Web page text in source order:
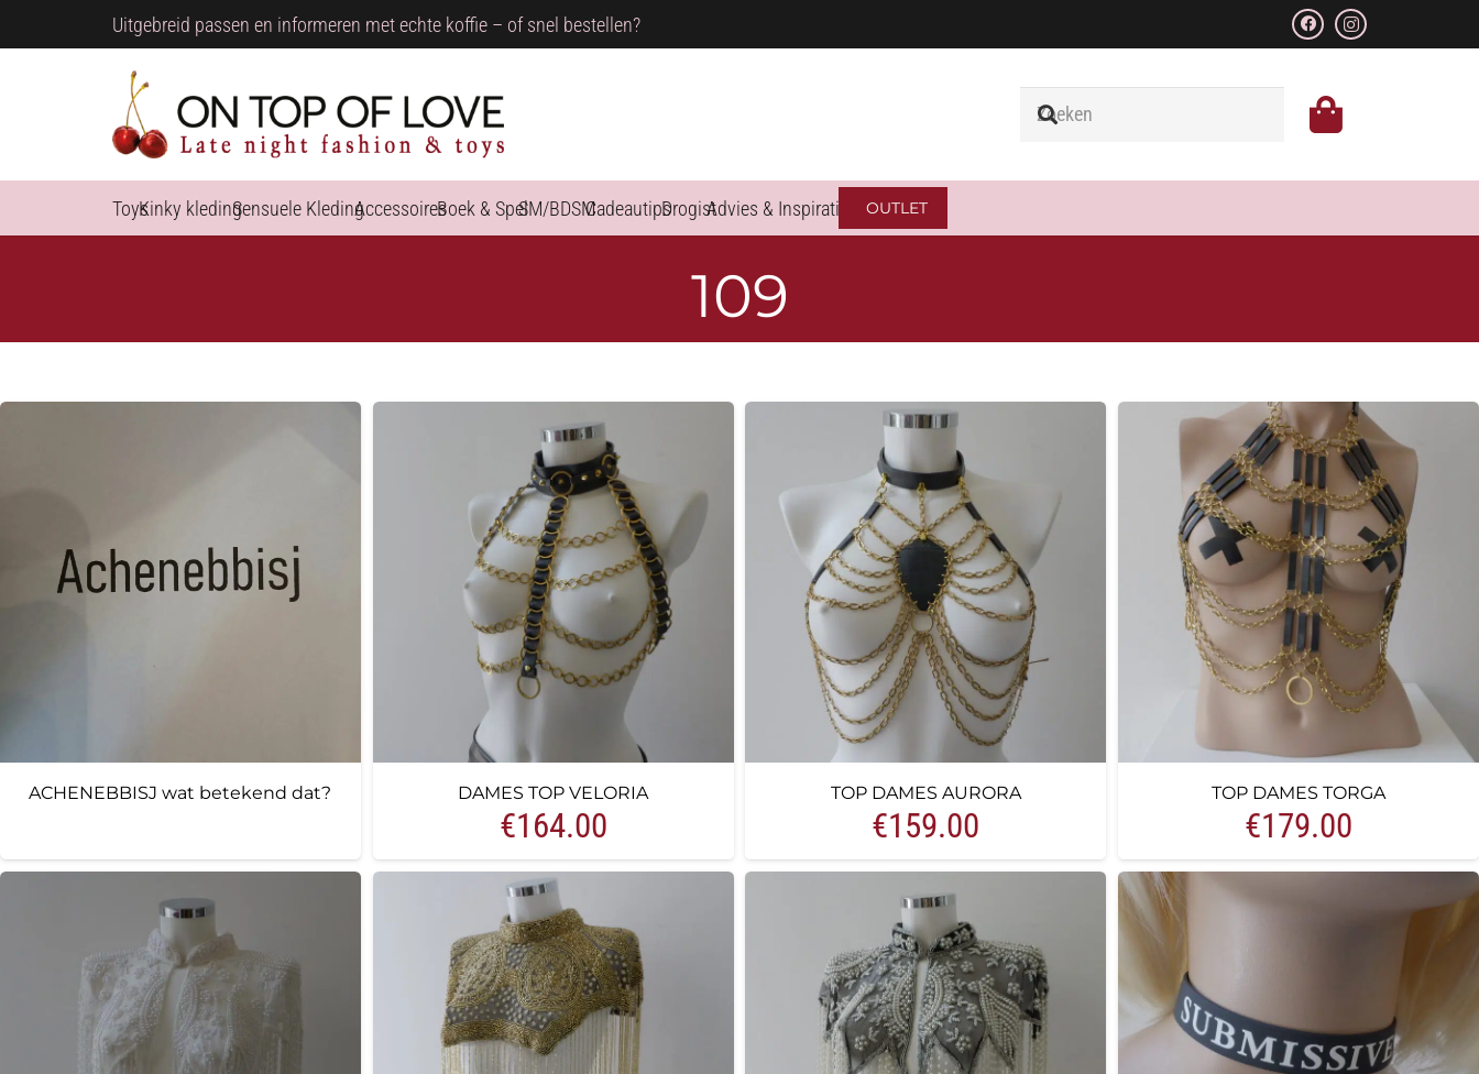
Uitgebreid passen en informeren met echte koffie – of snel bestellen?
ToysKinky kledingSensuele KledingAccessoiresBoek & SpelSM/BDSMCadeautipsDrogistAdvies & Inspiratie OUTLET
109
ACHENEBBISJ wat betekend dat? DAMES TOP VELORIA
€164.00
TOP DAMES AURORA
€159.00
TOP DAMES TORGA
€179.00